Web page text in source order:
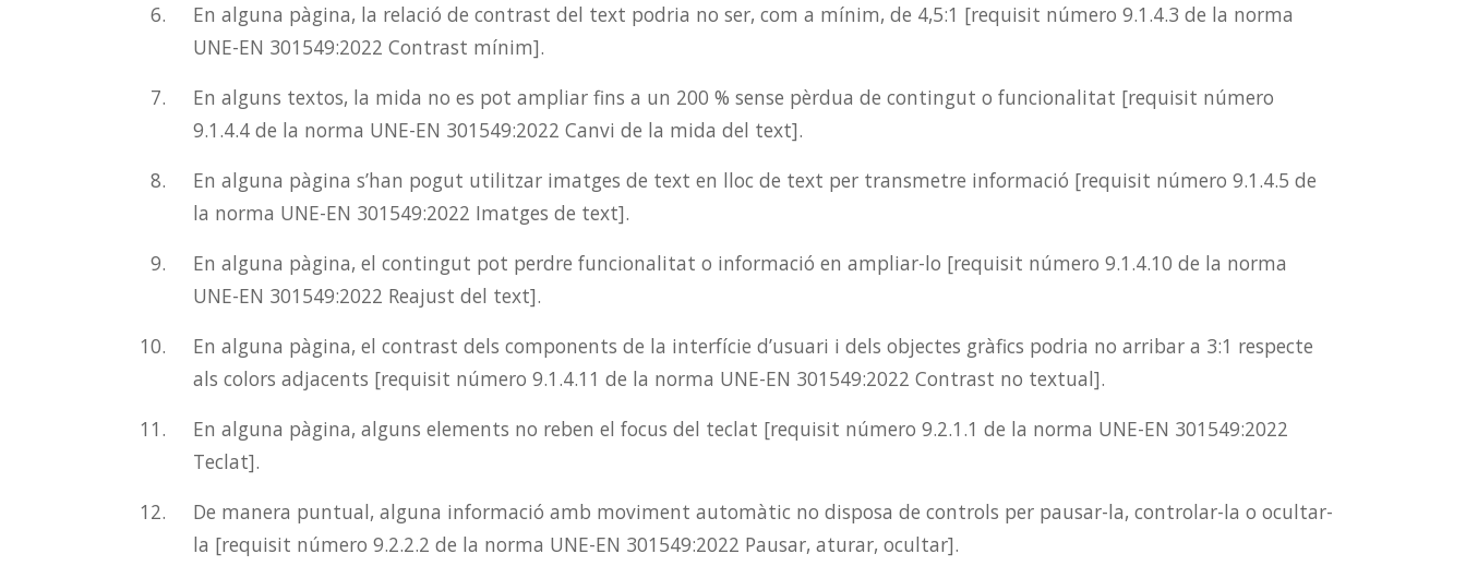
En alguna pàgina, la relació de contrast del text podria no ser, com a mínim, de 4,5:1 [requisit número 9.1.4.3 de la norma
UNE-EN 301549:2022 Contrast mínim].
En alguns textos, la mida no es pot ampliar fins a un 200 % sense pèrdua de contingut o funcionalitat [requisit número
9.1.4.4 de la norma UNE-EN 301549:2022 Canvi de la mida del text].
En alguna pàgina s’han pogut utilitzar imatges de text en lloc de text per transmetre informació [requisit número 9.1.4.5 de
la norma UNE-EN 301549:2022 Imatges de text].
En alguna pàgina, el contingut pot perdre funcionalitat o informació en ampliar-lo [requisit número 9.1.4.10 de la norma
UNE-EN 301549:2022 Reajust del text].
En alguna pàgina, el contrast dels components de la interfície d’usuari i dels objectes gràfics podria no arribar a 3:1 respecte
als colors adjacents [requisit número 9.1.4.11 de la norma UNE-EN 301549:2022 Contrast no textual].
En alguna pàgina, alguns elements no reben el focus del teclat [requisit número 9.2.1.1 de la norma UNE-EN 301549:2022
Teclat].
De manera puntual, alguna informació amb moviment automàtic no disposa de controls per pausar-la, controlar-la o ocultar-
la [requisit número 9.2.2.2 de la norma UNE-EN 301549:2022 Pausar, aturar, ocultar].